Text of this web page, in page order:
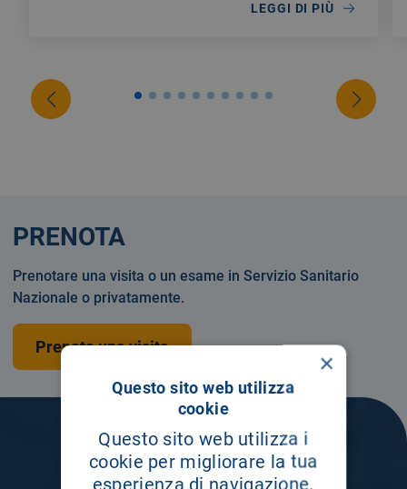
LEGGI DI PIÙ
PRENOTA
Prenotare una visita o un esame in Servizio Sanitario
Nazionale o privatamente.
Prenota una visita
×
Questo sito web utilizza
cookie
Questo sito web utilizza i
cookie per migliorare la tua
esperienza di navigazione.